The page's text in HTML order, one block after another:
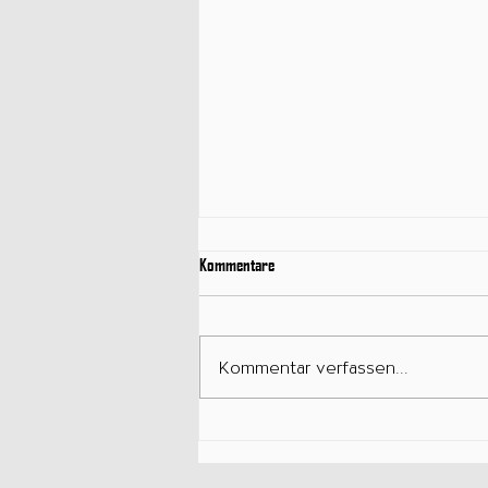
Kommentare
Kommentar verfassen...